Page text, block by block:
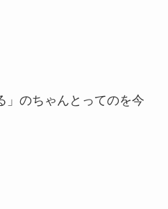
」のちゃんとってのを今